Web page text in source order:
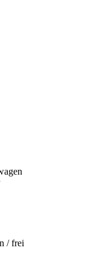
/ frei